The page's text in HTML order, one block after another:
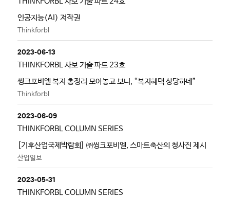
인공지능(AI) 저작권
Thinkforbl
2023-06-13
THINKFORBL 사보 기술 파트 23호
씽크포비엘 복지 총정리 모아놓고 보니, “복지혜택 상당하네”
Thinkforbl
2023-06-09
THINKFORBL COLUMN SERIES
[기후산업국제박람회] ㈜씽크포비엘, 스마트축산의 청사진 제시
산업일보
2023-05-31
THINKFORBL COLUMN SERIES